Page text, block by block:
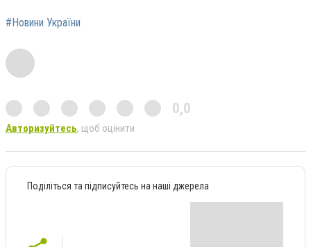
#Новини України
0,0
Авторизуйтесь, щоб оцінити
Поділіться та підписуйтесь на наші джерела